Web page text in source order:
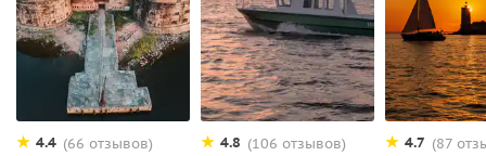
4.4 (66 отзывов) 4.8 (106 отзывов) 4.7 (87